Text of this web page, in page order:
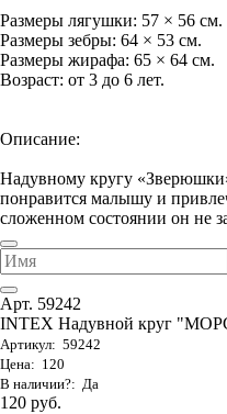
Размеры лягушки: 57 × 56 см.
Размеры зебры: 64 × 53 см.
Размеры жирафа: 65 × 64 см.
Возраст: от 3 до 6 лет.
Описание:
Надувному кругу
понравится малышу и
сложенном состоянии он не
Арт. 59242
INTEX Надувной круг
Артикул: 59242
Цена: 120
В наличии?: Да
120 руб.